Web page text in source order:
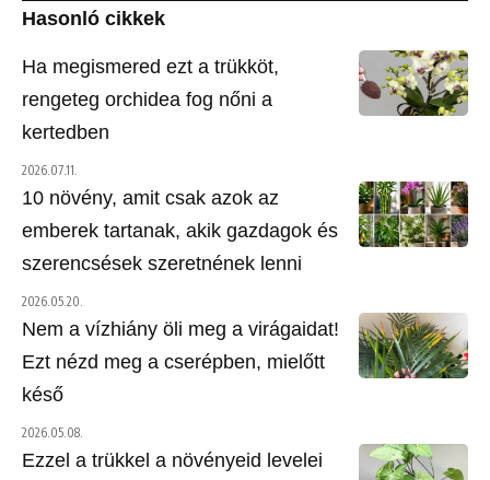
Hasonló cikkek
Ha megismered ezt a trükköt,
rengeteg orchidea fog nőni a
kertedben
2026.07.11.
10 növény, amit csak azok az
emberek tartanak, akik gazdagok és
szerencsések szeretnének lenni
2026.05.20.
Nem a vízhiány öli meg a virágaidat!
Ezt nézd meg a cserépben, mielőtt
késő
2026.05.08.
Ezzel a trükkel a növényeid levelei